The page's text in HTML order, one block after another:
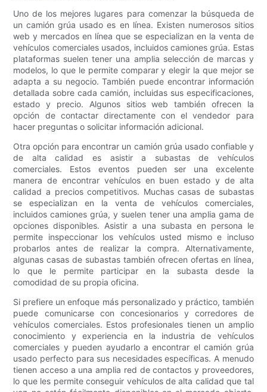
Uno de los mejores lugares para comenzar la búsqueda de
un camión grúa usado es en línea. Existen numerosos sitios
web y mercados en línea que se especializan en la venta de
vehículos comerciales usados, incluidos camiones grúa. Estas
plataformas suelen tener una amplia selección de marcas y
modelos, lo que le permite comparar y elegir la que mejor se
adapta a su negocio. También puede encontrar información
detallada sobre cada camión, incluidas sus especificaciones,
estado y precio. Algunos sitios web también ofrecen la
opción de contactar directamente con el vendedor para
hacer preguntas o solicitar información adicional.
Otra opción para encontrar un camión grúa usado confiable y
de alta calidad es asistir a subastas de vehículos
comerciales. Estos eventos pueden ser una excelente
manera de encontrar vehículos en buen estado y de alta
calidad a precios competitivos. Muchas casas de subastas
se especializan en la venta de vehículos comerciales,
incluidos camiones grúa, y suelen tener una amplia gama de
opciones disponibles. Asistir a una subasta en persona le
permite inspeccionar los vehículos usted mismo e incluso
probarlos antes de realizar la compra. Alternativamente,
algunas casas de subastas también ofrecen ofertas en línea,
lo que le permite participar en la subasta desde la
comodidad de su propia oficina.
Si prefiere un enfoque más personalizado y práctico, también
puede comunicarse con concesionarios y corredores de
vehículos comerciales. Estos profesionales tienen un amplio
conocimiento y experiencia en la industria de vehículos
comerciales y pueden ayudarlo a encontrar el camión grúa
usado perfecto para sus necesidades específicas. A menudo
tienen acceso a una amplia red de contactos y proveedores,
lo que les permite conseguir vehículos de alta calidad que tal